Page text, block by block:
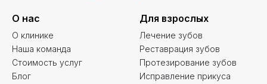
О нас
О клинике
Наша команда
Стоимость услуг
Блог
Для взрослых
Лечение зубов
Реставрация зубов
Протезирование зубов
Исправление прикуса